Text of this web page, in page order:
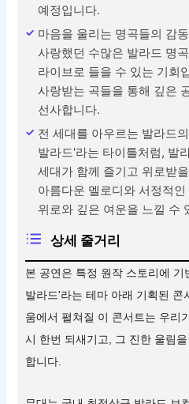
예정입니다.
마음을 울리는 명곡들의 감
사랑했던 수많은 발라드 명
라이브로 들을 수 있는 기회
사랑받는 곡들을 통해 깊은
선사합니다.
전 세대를 아우르는 발라드
발라드'라는 타이틀처럼, 발
세대가 함께 즐기고 위로받
아름다운 멜로디와 서정적
위로와 깊은 여운을 느낄 수
상세 줄거리
본 공연은 특정 원작 스토리에
발라드'라는 테마 아래 기획된 콘
움에서 펼쳐질 이 콘서트는 우리
시 한번 되새기고, 그 진한 울림
합니다.